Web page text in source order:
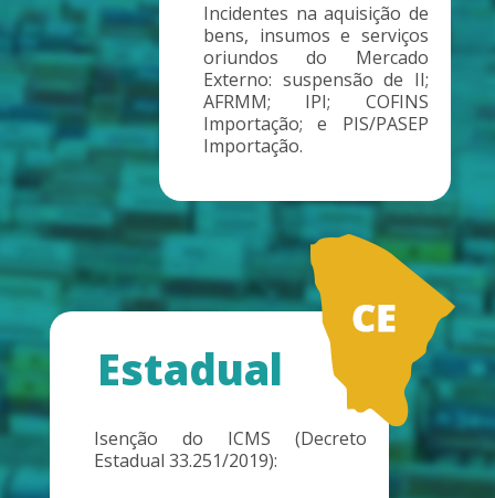
Incidentes na aquisição de
bens, insumos e serviços
oriundos do Mercado
Externo: suspensão de II;
AFRMM; IPI; COFINS
Importação; e PIS/PASEP
Importação.
Estadual
Isenção do ICMS (Decreto
Estadual 33.251/2019):